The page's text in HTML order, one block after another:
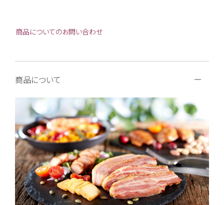
商品についてのお問い合わせ
商品について